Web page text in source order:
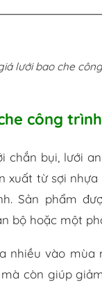
lưới bao che
công
bụi, lưới
từ sợi
Sản phẩm
bộ hoặc một
nhiều vào
còn giúp